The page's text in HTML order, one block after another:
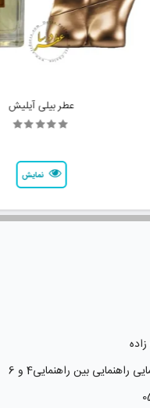
عطر بیلی آیلیش
نمایش
راهنمایی بین راهنمایی4 و 6